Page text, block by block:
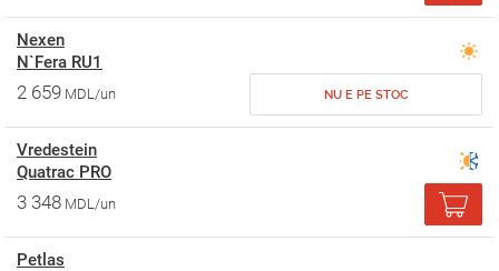
Nexen
N`Fera RU1
2 659 MDL/un NU E PE STOC
Vredestein
Quatrac PRO
3 348 MDL/un
Petlas